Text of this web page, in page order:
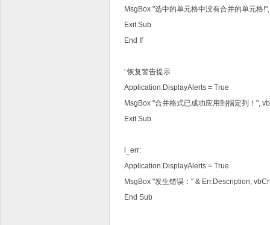
MsgBox "选中的单元格中没有合并的单元格
Exit Sub
End If
' 恢复警告提示
Application.DisplayAlerts = True
MsgBox "合并格式已成功应用到指定列！",
Exit Sub
l_err:
Application.DisplayAlerts = True
MsgBox "发生错误：" & Err.Description,
End Sub